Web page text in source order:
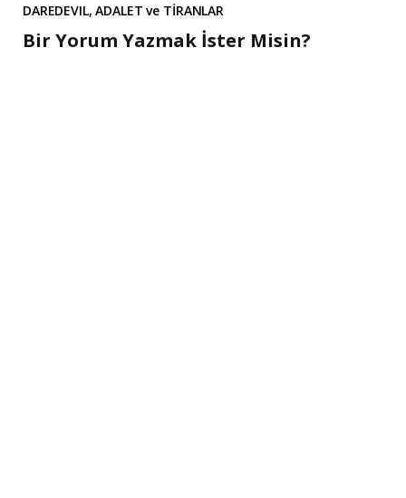
DAREDEVIL, ADALET ve TİRANLAR
Bir Yorum Yazmak İster Misin?